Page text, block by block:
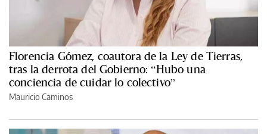
Florencia Gómez, coautora de la Ley de Tierras,
tras la derrota del Gobierno: “Hubo una
conciencia de cuidar lo colectivo”
Mauricio Caminos